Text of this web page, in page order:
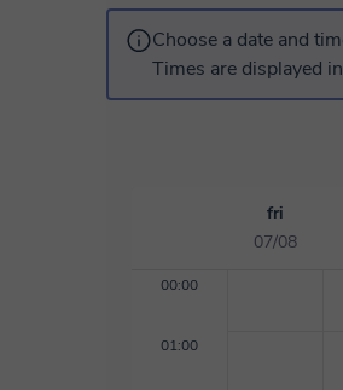
necesidades académicas o profesionales. Claramente soy
no sólo me limito a
experiencias acerca del
Choose a date and
Times are displayed
fri
07/08
00:00
01:00